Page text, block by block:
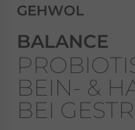
GEHWOL
BALANCE
EIN- &
EI